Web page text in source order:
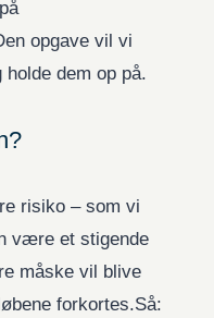
opgave vil vi
dem op på.
risiko – som vi
være et stigende
måske vil blive
forkortes.Så: